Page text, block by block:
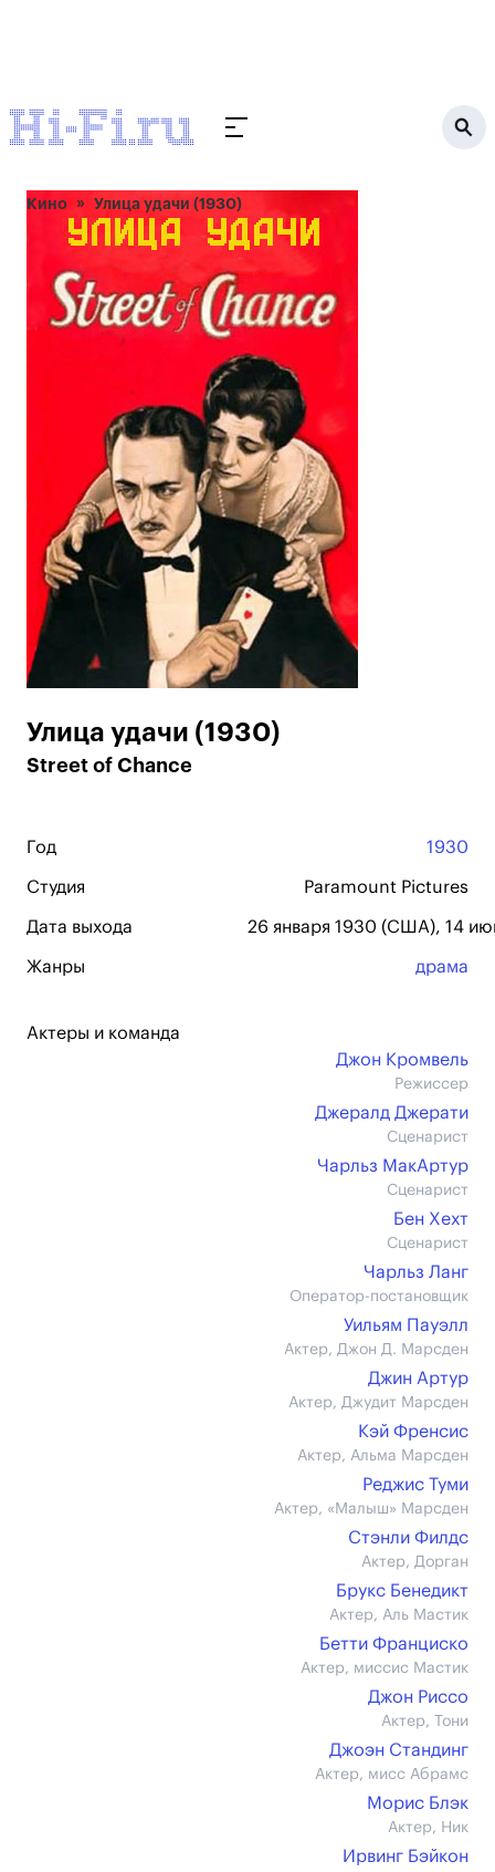
Кино Улица удачи (1930)
Улица удачи (1930)
Street of Chance
Год 1930
Студия Paramount Pictures
Дата выхода 26 января 1930 (США), 14
Жанры драма
Актеры и команда
Джон Кромвель
Режиссер
Джералд Джерати
Сценарист
Чарльз МакАртур
Сценарист
Бен Хехт
Сценарист
Чарльз Ланг
Оператор-постановщик
Уильям Пауэлл
Актер, Джон Д. Марсден
Джин Артур
Актер, Джудит Марсден
Кэй Френсис
Актер, Альма Марсден
Реджис Туми
Актер, «Малыш» Марсден
Стэнли Филдс
Актер, Дорган
Брукс Бенедикт
Актер, Аль Мастик
Бетти Франциско
Актер, миссис Мастик
Джон Риссо
Актер, Тони
Джоэн Стандинг
Актер, мисс Абрамс
Морис Блэк
Актер, Ник
Ирвинг Бэйкон